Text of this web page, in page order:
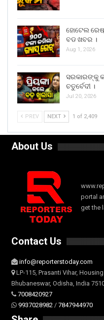
ହୋଟେଲ
ବଡ ଖବର ।
Aug 1, 2026
ସରକାରଙ୍କୁ
ଚତୁର୍ବେଦୀ ।
Jul 20, 2026
PREV NEXT 1 of 2,409
About Us
portal
get the
Contact Us
info@reporterstoday.com
LP-115, Prasanti Vihar,
Bhubaneswar, Odisha, India
7008420927
9937028982 / 7847944970